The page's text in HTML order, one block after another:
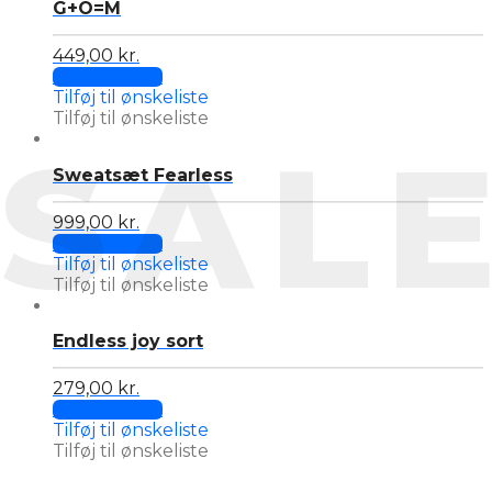
options
be
chosen
on
page
G+O=M
449,00 kr.
Select optionsThis
product
has
The
options
be
chosen
on
page
Tilføj til ønskeliste
Tilføj til ønskeliste
Sweatsæt Fearless
999,00 kr.
Select optionsThis
product
has
The
options
be
chosen
on
Tilføj til ønskeliste
Tilføj til ønskeliste
Endless joy sort
279,00 kr.
Select optionsThis
product
has
Tilføj til ønskeliste
Tilføj til ønskeliste